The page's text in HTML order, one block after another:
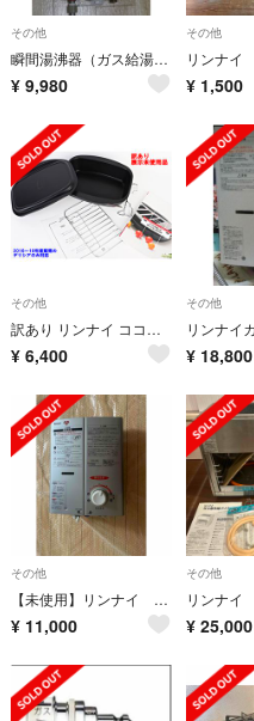
その他
瞬間湯沸器（ガス給湯器）リンナイ ＬＰガス用
¥ 9,980
その他
¥ 1,500
その他
訳あり リンナイ ココットダッチオーブン RBO-D2V 52-4534 2016年～2018年度 デリシア コンロ Rinnai R2509-063
¥ 6,400
その他
¥ 18,800
その他
【未使用】リンナイ 瞬間湯沸器 RUS-V560（SL）都市ガス
¥ 11,000
その他
¥ 25,000